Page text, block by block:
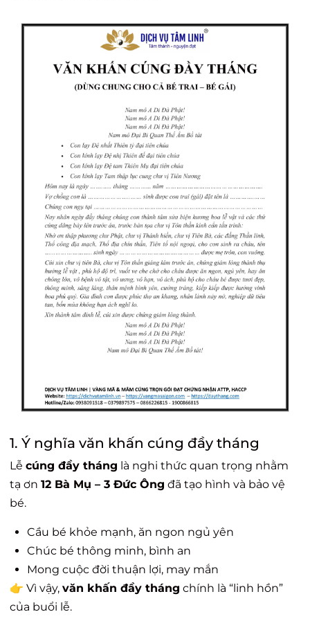
1. Ý nghĩa văn khấn cúng đầy tháng
Lễ cúng đầy tháng là nghi thức quan trọng nhằm
tạ ơn 12 Bà Mụ – 3 Đức Ông đã tạo hình và bảo vệ
bé.
Cầu bé khỏe mạnh, ăn ngon ngủ yên
Chúc bé thông minh, bình an
Mong cuộc đời thuận lợi, may mắn
👉 Vì vậy, văn khấn đầy tháng chính là “linh hồn”
của buổi lễ.